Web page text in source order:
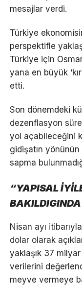
mesajlar verdi.
Türkiye
perspektifle
Türkiye için
yana en büyük
etti.
Son dönemdeki
dezenflasyon
yol açabileceğini
gidişatın
sapma
“YAPISAL
BAKILDIGINDA
Nisan ayı
dolar olarak
yaklaşık 37
verilerini
meyve vermeye